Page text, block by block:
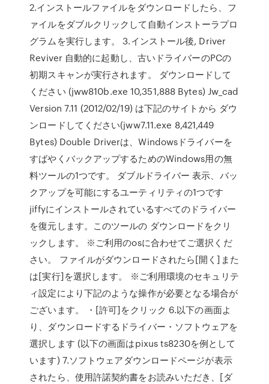
2.インストールファイルをダウンロードしたら、フ
ァイルをダブルクリックして自動インストーラプロ
グラムを実行します。 3.インストール後, Driver
Reviver 自動的に起動し、古いドライバーのPCの
初期スキャンが実行されます。 ダウンロードして
ください (jww810b.exe 10,351,888 Bytes) Jw_cad
Version 7.11 (2012/02/19) は下記のサイトから ダウ
ンロードしてください(jww7.11.exe 8,421,449
Bytes) Double Driverは、Windowsドライバーを
すばやくバックアップするためのWindows用の無
料ツールの1つです。 ダブルドライバー 表示、バッ
クアップを可能にするユーティリティの1つです
jiffyにインストールされているすべてのドライバー
を復元します。このツールの ダウンロードをクリ
ックします。 ※ご利用のosに合わせてご選択くだ
さい。 ファイルがダウンロードされたら[開く]また
は[実行]を選択します。 ※ご利用環境のセキュリテ
ィ設定により下記のような操作が必要となる場合が
ございます。 ・[許可]をクリック 6.以下の画面よ
り、ダウンロードするドライバー・ソフトウェアを
選択します (以下の画面はpixus ts8230を例として
います) 7.ソフトウェアダウンロードページが表示
されたら、使用許諾契約書をお読みいただき、[ダ